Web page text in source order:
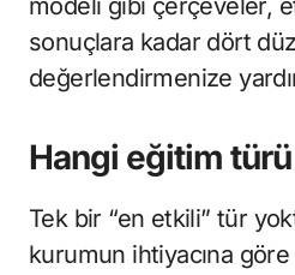
modeli gibi çerçeveler,
sonuçlara kadar dört
değerlendirmenize
Hangi eğitim
Tek bir “en etkili” tür
kurumun ihtiyacına